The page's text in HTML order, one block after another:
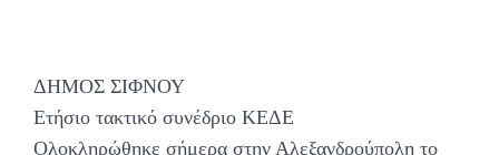
ΔΗΜΟΣ ΣΙΦΝΟΥ
Ετήσιο τακτικό συνέδριο ΚΕΔΕ
Ολοκληρώθηκε σήμερα στην Αλεξανδρούπολη το